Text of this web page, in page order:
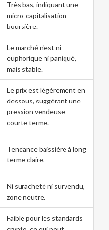
Très bas, indiquant une
micro-capitalisation
boursière.
Le marché n'est ni
euphorique ni paniqué,
mais stable.
Le prix est légèrement en
dessous, suggérant une
pression vendeuse
courte terme.
Tendance baissière à long
terme claire.
Ni suracheté ni survendu,
zone neutre.
Faible pour les standards